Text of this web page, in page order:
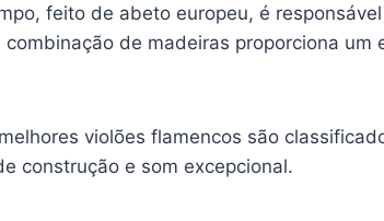
feito de abeto europeu, é
combinação de madeiras proporciona um
violões flamencos são
construção e som excepcional.